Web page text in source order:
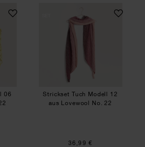
Tuch Modell 06 aus Lovewool No. 22
06
Strickset Tuch
Strickset Tuch Modell 12
aus Lovewool No. 22
36,99 €